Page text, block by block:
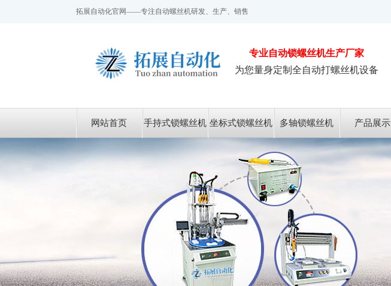
拓展自动化官网——专注自动螺丝机研发、生产、销售
专业自动锁螺丝机生产厂家
为您量身定制全自动打螺丝机设备
网站首页 手持式锁螺丝机 坐标式锁螺丝机 多轴锁螺丝机 产品展示